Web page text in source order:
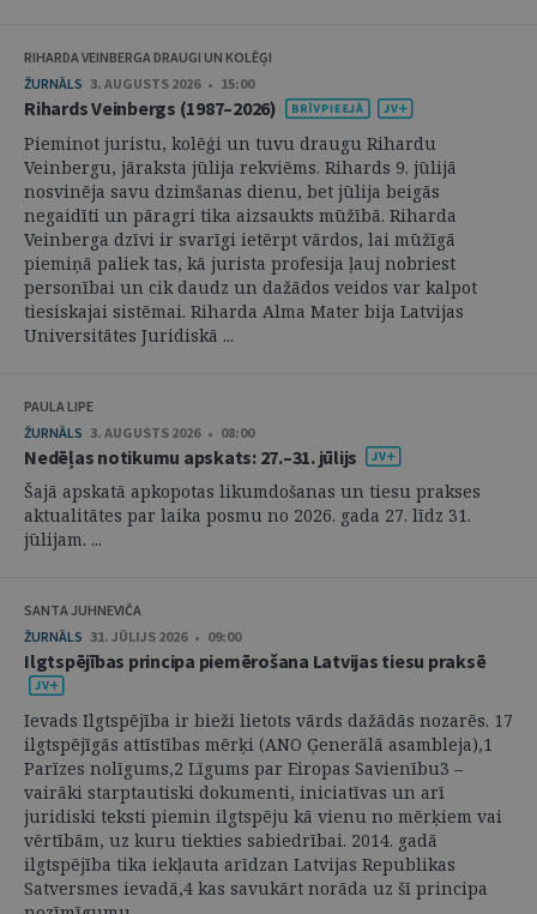
RIHARDA VEINBERGA DRAUGI UN KOLĒĢI
ŽURNĀLS 3. AUGUSTS 2026 • 15:00
Rihards Veinbergs (1987–2026)
Pieminot juristu, kolēģi un tuvu draugu Rihardu
Veinbergu, jāraksta jūlija rekviēms. Rihards 9. jūlijā
nosvinēja savu dzimšanas dienu, bet jūlija beigās
negaidīti un pāragri tika aizsaukts mūžībā. Riharda
Veinberga dzīvi ir svarīgi ietērpt vārdos, lai mūžīgā
piemiņā paliek tas, kā jurista profesija ļauj nobriest
personībai un cik daudz un dažādos veidos var kalpot
tiesiskajai sistēmai. Riharda Alma Mater bija Latvijas
Universitātes Juridiskā ...
PAULA LIPE
ŽURNĀLS 3. AUGUSTS 2026 • 08:00
Nedēļas notikumu apskats: 27.–31. jūlijs
Šajā apskatā apkopotas likumdošanas un tiesu prakses
aktualitātes par laika posmu no 2026. gada 27. līdz 31.
jūlijam. ...
SANTA JUHNEVIČA
ŽURNĀLS 31. JŪLIJS 2026 • 09:00
Ilgtspējības principa piemērošana Latvijas tiesu praksē
Ievads Ilgtspējība ir bieži lietots vārds dažādās nozarēs. 17
ilgtspējīgās attīstības mērķi (ANO Ģenerālā asambleja),1
Parīzes nolīgums,2 Līgums par Eiropas Savienību3 –
vairāki starptautiski dokumenti, iniciatīvas un arī
juridiski teksti piemin ilgtspēju kā vienu no mērķiem vai
vērtībām, uz kuru tiekties sabiedrībai. 2014. gadā
ilgtspējība tika iekļauta arīdzan Latvijas Republikas
Satversmes ievadā,4 kas savukārt norāda uz šī principa